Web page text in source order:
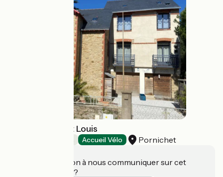
Chez Thelma et Louis
Accueil Vélo Pornichet
Une information à nous communiquer sur cet
établissement ?